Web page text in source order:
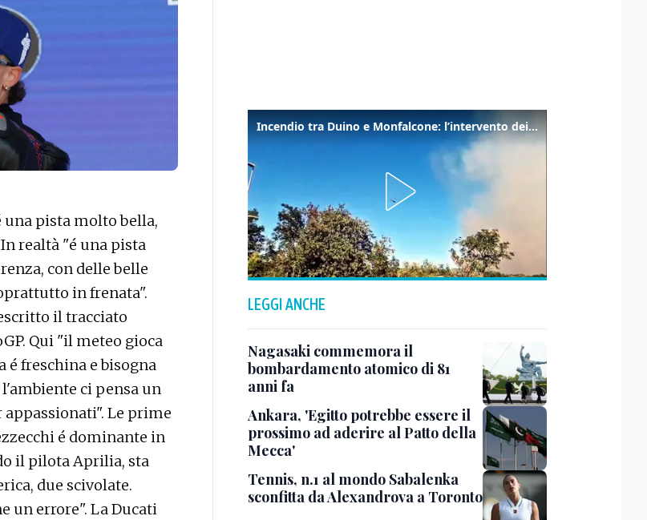
una pista molto bella,
realtà "é una pista
con delle belle
in frenata".
il tracciato
Qui "il meteo gioca
é freschina e bisogna
ci pensa un
Le prime
é dominante in
il pilota Aprilia, sta
due scivolate.
un errore". La Ducati
Incendio tra Duino e Monfalcone: l’intervento dei vigili del fuoco
LEGGI ANCHE
Nagasaki commemora il
bombardamento atomico di 81
anni fa
Ankara, 'Egitto potrebbe essere il
prossimo ad aderire al Patto della
Mecca'
Tennis, n.1 al mondo Sabalenka
sconfitta da Alexandrova a Toronto